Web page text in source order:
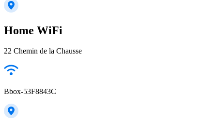
Home WiFi
22 Chemin de la Chausse
Bbox-53F8843C